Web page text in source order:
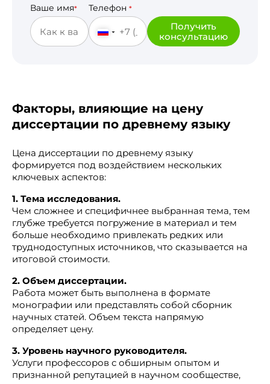
Ваше имя* Телефон *
Получить
консультацию
Факторы, влияющие на цену
диссертации по древнему языку
Цена диссертации по древнему языку
формируется под воздействием нескольких
ключевых аспектов:
1. Тема исследования.
Чем сложнее и специфичнее выбранная тема, тем
глубже требуется погружение в материал и тем
больше необходимо привлекать редких или
труднодоступных источников, что сказывается на
итоговой стоимости.
2. Объем диссертации.
Работа может быть выполнена в формате
монографии или представлять собой сборник
научных статей. Объем текста напрямую
определяет цену.
3. Уровень научного руководителя.
Услуги профессоров с обширным опытом и
признанной репутацией в научном сообществе,